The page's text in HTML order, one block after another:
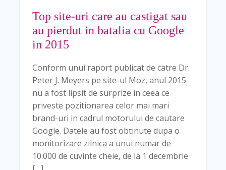
Top site-uri care au castigat sau
au pierdut in batalia cu Google
in 2015
Conform unui raport publicat de catre Dr.
Peter J. Meyers pe site-ul Moz, anul 2015
nu a fost lipsit de surprize in ceea ce
priveste pozitionarea celor mai mari
brand-uri in cadrul motorului de cautare
Google. Datele au fost obtinute dupa o
monitorizare zilnica a unui numar de
10.000 de cuvinte cheie, de la 1 decembrie